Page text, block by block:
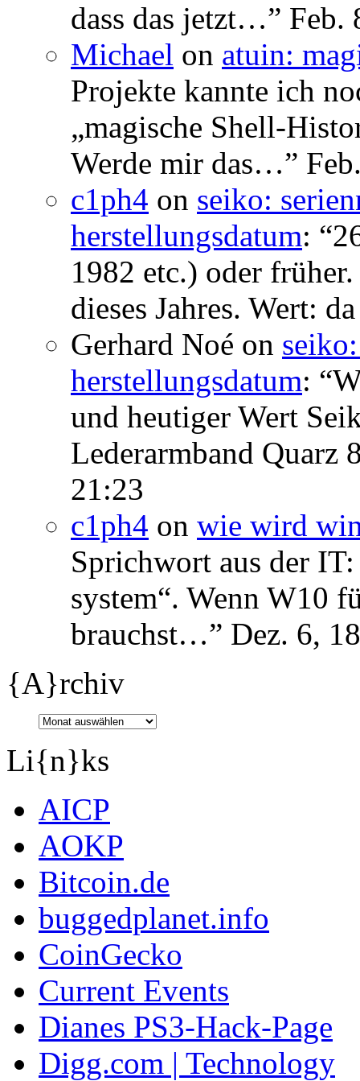
dass das jetzt…” Feb.
Michael on atuin:
Projekte kannte ich
„magische Shell-
Werde mir das…”
c1ph4 on seiko:
herstellungsdatum: “
1982 etc.) oder
dieses Jahres. Wert:
Gerhard Noé on
herstellungsdatum: “
und heutiger Wert
Lederarmband Quarz
21:23
c1ph4 on wie wird
Sprichwort aus der
system“. Wenn W10
brauchst…” Dez. 6,
{A}rchiv
Li{n}ks
AICP
AOKP
Bitcoin.de
buggedplanet.info
CoinGecko
Current Events
Dianes PS3-Hack-Page
Digg.com | Technology